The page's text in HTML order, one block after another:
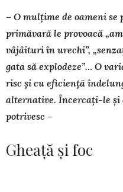
– O mulțime de oameni
pri­mă­va­ră le provoacă
vâjâi­turi în urechi”,
gata să ex­plo­deze”… O
risc și cu efi­ciență
alternative. Încercați-le și
potrivesc –
Gheață și foc